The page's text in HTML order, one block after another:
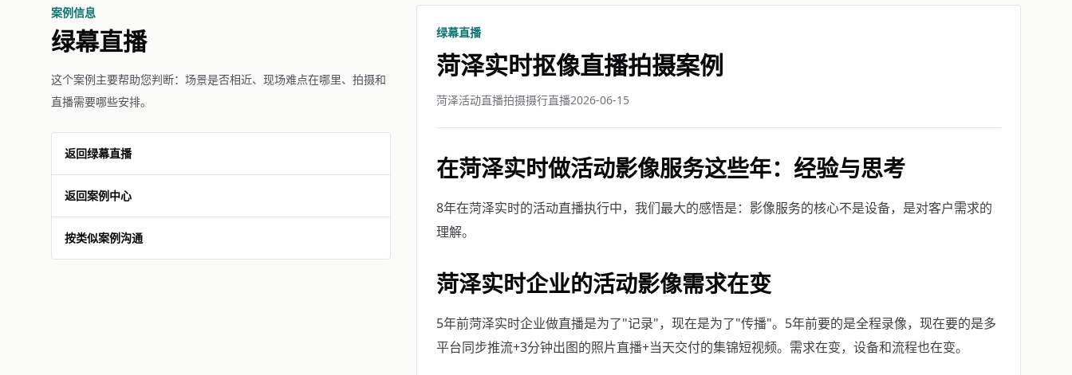
案例信息
绿幕直播
这个案例主要帮助您判断：场景是否相近、现场难点在哪里、拍摄和
直播需要哪些安排。
返回绿幕直播
返回案例中心
按类似案例沟通
绿幕直播
菏泽实时抠像直播拍摄案例
菏泽活动直播拍摄摄行直播2026-06-15
在菏泽实时做活动影像服务这些年：经验与思考
8年在菏泽实时的活动直播执行中，我们最大的感悟是：影像服务的核心不是设备，是对客户需求的
理解。
菏泽实时企业的活动影像需求在变
5年前菏泽实时企业做直播是为了"记录"，现在是为了"传播"。5年前要的是全程录像，现在要的是多
平台同步推流+3分钟出图的照片直播+当天交付的集锦短视频。需求在变，设备和流程也在变。